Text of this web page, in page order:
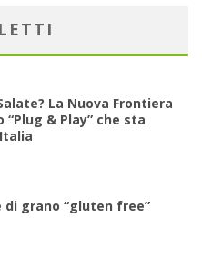
La Nuova Frontiera
& Play” che sta
di grano “gluten free”